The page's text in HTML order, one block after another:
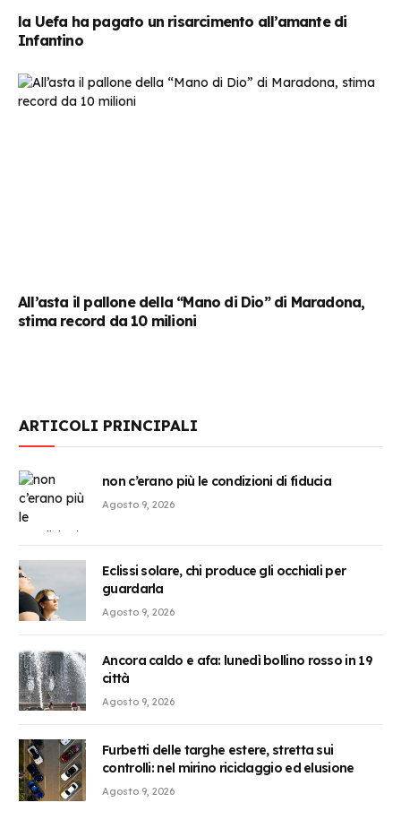
la Uefa ha pagato un risarcimento all’amante di
Infantino
All’asta il pallone della “Mano di Dio” di Maradona,
stima record da 10 milioni
ARTICOLI PRINCIPALI
non c’erano più le condizioni di fiducia
Agosto 9, 2026
Eclissi solare, chi produce gli occhiali per
guardarla
Agosto 9, 2026
Ancora caldo e afa: lunedì bollino rosso in 19
città
Agosto 9, 2026
Furbetti delle targhe estere, stretta sui
controlli: nel mirino riciclaggio ed elusione
Agosto 9, 2026